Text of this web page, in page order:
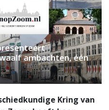
ambachten, één
Kring van